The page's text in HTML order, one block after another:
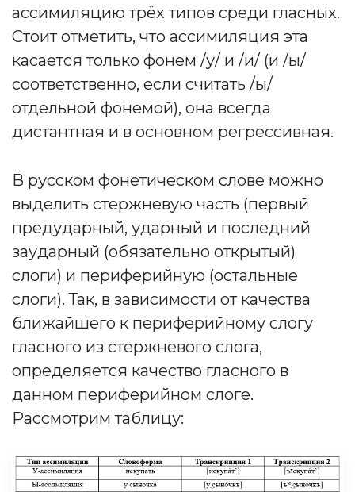
ассимиляцию трёх типов среди гласных.
Стоит отметить, что ассимиляция эта
касается только фонем /у/ и /и/ (и /ы/
соответственно, если считать /ы/
отдельной фонемой), она всегда
дистантная и в основном регрессивная.
В русском фонетическом слове можно
выделить стержневую часть (первый
предударный, ударный и последний
заударный (обязательно открытый)
слоги) и периферийную (остальные
слоги). Так, в зависимости от качества
ближайшего к периферийному слогу
гласного из стержневого слога,
определяется качество гласного в
данном периферийном слоге.
Рассмотрим таблицу: